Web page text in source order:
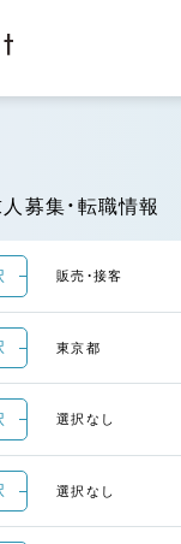
募集・転職情報
販売・接客
東京都
選択なし
選択なし